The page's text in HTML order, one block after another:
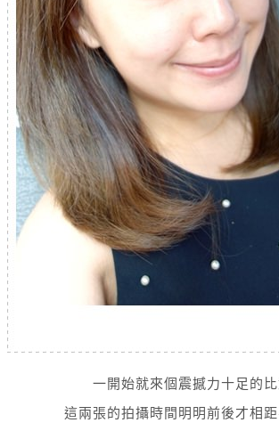
一開始就來個震撼力十足的比
這兩張的拍攝時間明明前後才相